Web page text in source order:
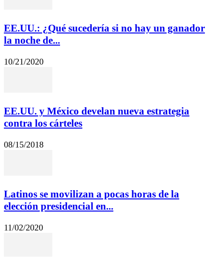
EE.UU.: ¿Qué sucedería si no hay un ganador
la noche de...
10/21/2020
EE.UU. y México develan nueva estrategia
contra los cárteles
08/15/2018
Latinos se movilizan a pocas horas de la
elección presidencial en...
11/02/2020